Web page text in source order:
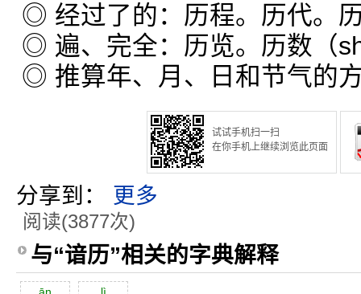
◎ 经过了的：历程。历代。
◎ 遍、完全：历览。历数（
◎ 推算年、月、日和节气的
试试手机扫一扫
在你手机上继续浏览此页面
分享到： 更多
阅读(3877次)
与“谙历”相关的字典解释